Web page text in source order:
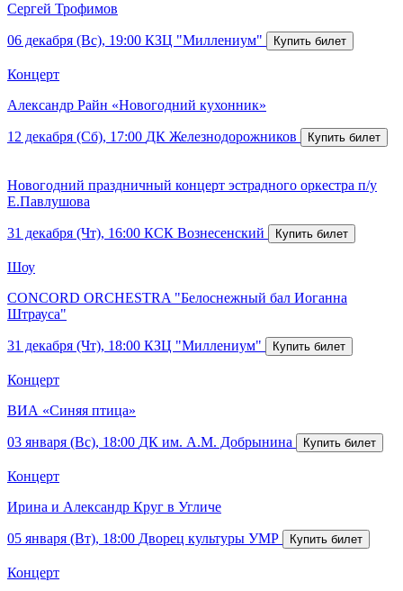
Сергей Трофимов
06 декабря (Вс), 19:00 КЗЦ "Миллениум"
Концерт
Александр Райн «Новогодний кухонник»
12 декабря (Сб), 17:00 ДК Железнодорожников
Новогодний праздничный концерт эстрадного оркестра п/у
Е.Павлушова
31 декабря (Чт), 16:00 КСК Вознесенский
Шоу
CONCORD ORCHESTRA "Белоснежный бал Иоганна
Штрауса"
31 декабря (Чт), 18:00 КЗЦ "Миллениум"
Концерт
ВИА «Синяя птица»
03 января (Вс), 18:00 ДК им. А.М. Добрынина
Концерт
Ирина и Александр Круг в Угличе
05 января (Вт), 18:00 Дворец культуры УМР
Концерт